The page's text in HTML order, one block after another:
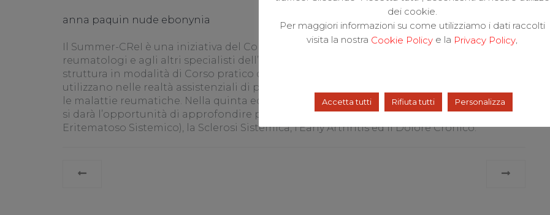
anna paquin nude ebonynia
Il Summer-CReI è una iniziativa del Collegio dei Reumatologi Italiani che si rivolge ai
reumatologi e agli altri specialisti dell’apparato locomotore di età inferiore a 40 anni. Si
struttura in modalità di Corso pratico di approfondimento sulle metodiche che si
utilizzano nelle realtà assistenziali di primo e secondo livello per diagnosticare e trattare
le malattie reumatiche. Nella quinta edizione del 2019, che si svolgerà dal 27 al 29 giugno,
si darà l’opportunità di approfondire patologie complesse come il LES (Lupus
Eritematoso Sistemico), la Sclerosi Sistemica, l’Early Arthritis ed il Dolore Cronico.
LEGGI
dei cookie.
Per maggiori informazioni su come utilizziamo i dati raccolti
visita la nostra Cookie Policy e la Privacy Policy,
Accetta tutti Rifiuta tutti Personalizza